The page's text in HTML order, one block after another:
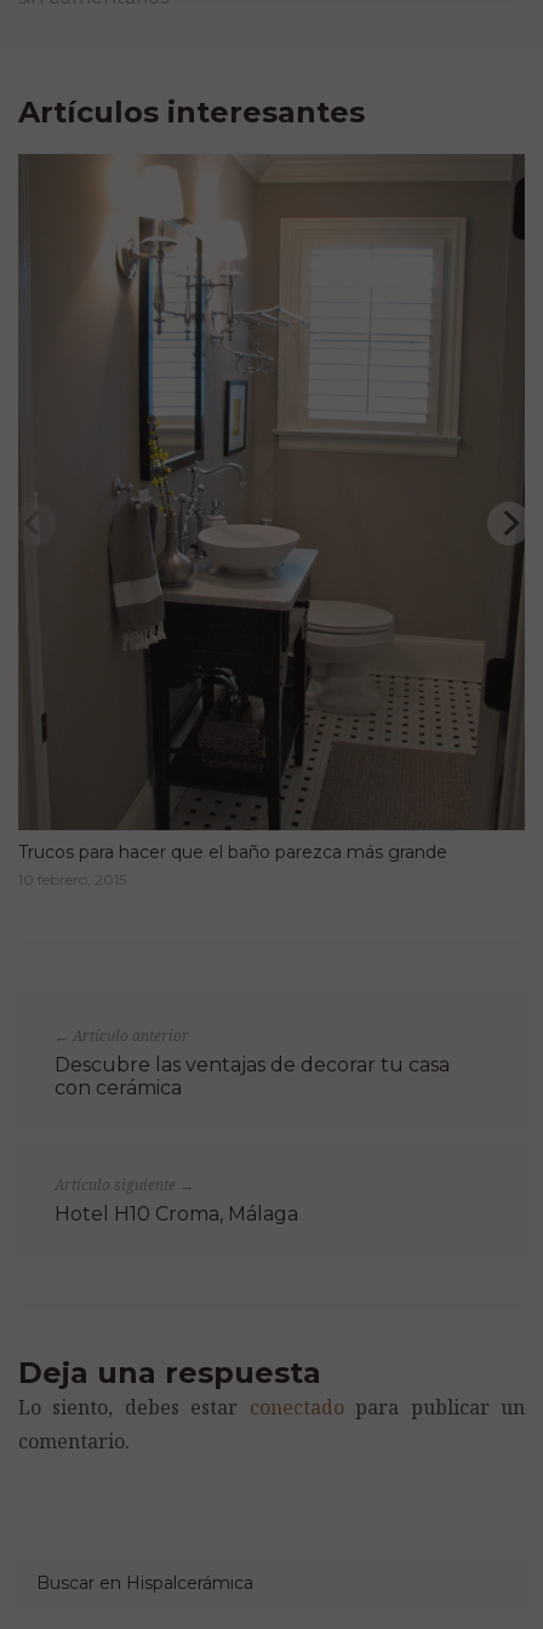
Artículos interesantes
Trucos para hacer que el baño parezca más grande
10 febrero, 2015
← Artículo anterior
Descubre las ventajas de decorar tu casa
con cerámica
Artículo siguiente →
Hotel H10 Croma, Málaga
Deja una respuesta
Lo siento, debes estar conectadopara publicar un
comentario.
Buscar en Hispalcerámica